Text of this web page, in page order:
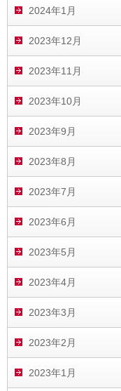
2024年1月
2023年12月
2023年11月
2023年10月
2023年9月
2023年8月
2023年7月
2023年6月
2023年5月
2023年4月
2023年3月
2023年2月
2023年1月